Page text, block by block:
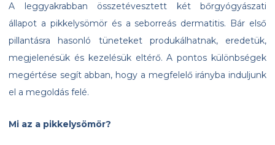
A leggyakrabban összetévesztett két bőrgyógyászati
állapot a pikkelysömör és a seborreás dermatitis. Bár első
pillantásra hasonló tüneteket produkálhatnak, eredetük,
megjelenésük és kezelésük eltérő. A pontos különbségek
megértése segít abban, hogy a megfelelő irányba induljunk
el a megoldás felé.
Mi az a pikkelysömör?